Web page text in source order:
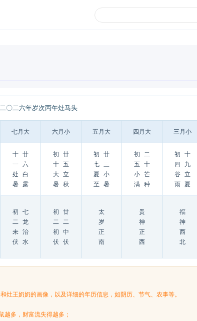
二〇二六年岁次丙午灶马头
七月大 六月小 五月大 四月大 三月小
十
一
处
暑
廿
六
白
露
初
十
大
暑
廿
五
立
秋
初
七
夏
至
廿
三
小
暑
初
五
小
满
二
十
芒
种
初
四
谷
雨
十
九
立
夏
初
二
未
伏
七
龙
治
水
初
二
初
伏
廿
二
中
伏
太
岁
正
南
贵
神
正
西
福
神
西
北
王奶奶的画像，以及详细的年历信息，如阴历、节气、农事等。
越多，财富流失得越多；